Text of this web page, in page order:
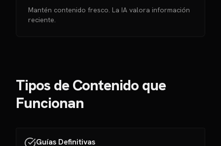
Mantén contenido fresco. La IA valora información
reciente.
Tipos de Contenido que
Funcionan
Guías Definitivas